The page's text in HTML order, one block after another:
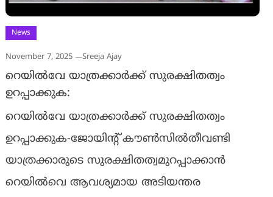
News
November 7, 2025 Sreeja Ajay
റെയില്‍വേ യാത്രക്കാര്‍ക്ക് സുരക്ഷിതത്വം
ഉറപ്പാക്കുക:
റെയില്‍വേ യാത്രക്കാര്‍ക്ക് സുരക്ഷിതത്വം
ഉറപ്പാക്കുക-ജോയിന്റ് കൗണ്‍സില്‍തീവണ്ടി
യാത്രക്കാരുടെ സുരക്ഷിതത്വമുറപ്പാക്കാന്‍
റെയില്‍വെ ആവശ്യമായ അടിയന്തര